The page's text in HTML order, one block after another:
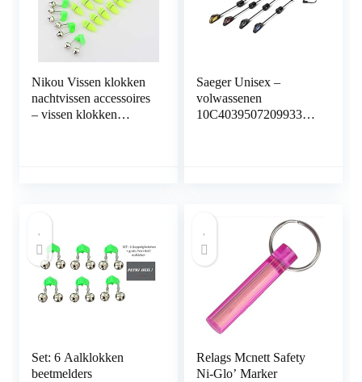
Nikou Vissen klokken
nachtvissen accessoires
– vissen klokken
Saeger Unisex –
volwassenen
10C4039507209933C1
Set: 6 Aalklokken
beetmelders
Relags Mcnett Safety
Ni-Glo’ Marker